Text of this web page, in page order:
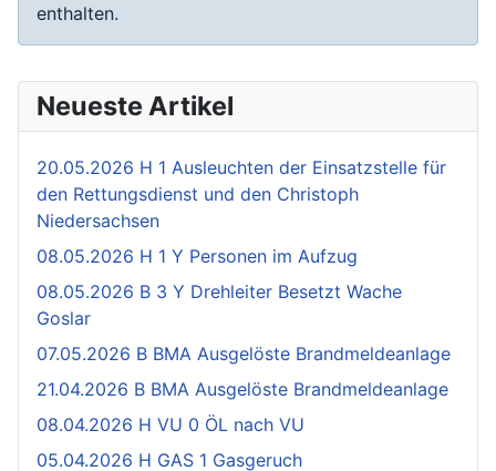
enthalten.
Neueste Artikel
20.05.2026 H 1 Ausleuchten der Einsatzstelle für
den Rettungsdienst und den Christoph
Niedersachsen
08.05.2026 H 1 Y Personen im Aufzug
08.05.2026 B 3 Y Drehleiter Besetzt Wache
Goslar
07.05.2026 B BMA Ausgelöste Brandmeldeanlage
21.04.2026 B BMA Ausgelöste Brandmeldeanlage
08.04.2026 H VU 0 ÖL nach VU
05.04.2026 H GAS 1 Gasgeruch